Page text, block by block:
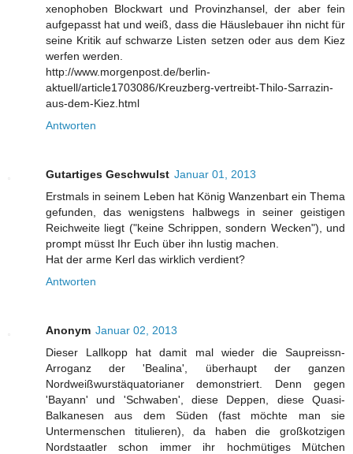
xenophoben Blockwart und Provinzhansel, der aber fein
aufgepasst hat und weiß, dass die Häuslebauer ihn nicht für
seine Kritik auf schwarze Listen setzen oder aus dem Kiez
werfen werden.
http://www.morgenpost.de/berlin-
aktuell/article1703086/Kreuzberg-vertreibt-Thilo-Sarrazin-
aus-dem-Kiez.html
Antworten
Gutartiges Geschwulst Januar 01, 2013
Erstmals in seinem Leben hat König Wanzenbart ein Thema
gefunden, das wenigstens halbwegs in seiner geistigen
Reichweite liegt ("keine Schrippen, sondern Wecken"), und
prompt müsst Ihr Euch über ihn lustig machen.
Hat der arme Kerl das wirklich verdient?
Antworten
Anonym Januar 02, 2013
Dieser Lallkopp hat damit mal wieder die Saupreissn-
Arroganz der 'Bealina', überhaupt der ganzen
Nordweißwurstäquatorianer demonstriert. Denn gegen
'Bayann' und 'Schwaben', diese Deppen, diese Quasi-
Balkanesen aus dem Süden (fast möchte man sie
Untermenschen titulieren), da haben die großkotzigen
Nordstaatler schon immer ihr hochmütiges Mütchen